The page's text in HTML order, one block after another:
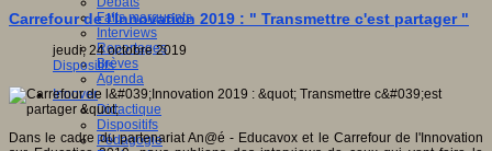
Faits marquants
Interviews
Reportages
Brèves
Agenda
Innover
Didactique
Dispositifs
Pédagogie
Carrefour de l'Innovation 2019 : " Transmettre c'est partager "
jeudi, 24 octobre 2019
Dispositifs
Dans le cadre du partenariat An@é - Educavox et le Carrefour de l'Innovation